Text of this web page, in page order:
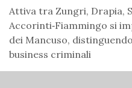
Attiva tra Zungri, Drapia,
Accorinti‑Fiammingo si
dei Mancuso,
business criminali